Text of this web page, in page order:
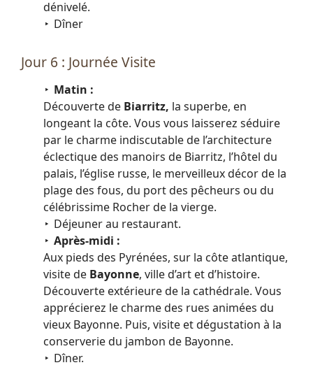
dénivelé.
Dîner
Jour 6 : Journée Visite
Matin :
Découverte de Biarritz, la superbe, en
longeant la côte. Vous vous laisserez séduire
par le charme indiscutable de l’architecture
éclectique des manoirs de Biarritz, l’hôtel du
palais, l’église russe, le merveilleux décor de la
plage des fous, du port des pêcheurs ou du
célébrissime Rocher de la vierge.
Déjeuner au restaurant.
Après-midi :
Aux pieds des Pyrénées, sur la côte atlantique,
visite de Bayonne, ville d’art et d’histoire.
Découverte extérieure de la cathédrale. Vous
apprécierez le charme des rues animées du
vieux Bayonne. Puis, visite et dégustation à la
conserverie du jambon de Bayonne.
Dîner.